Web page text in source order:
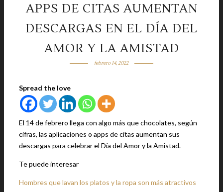
APPS DE CITAS AUMENTAN
DESCARGAS EN EL DÍA DEL
AMOR Y LA AMISTAD
febrero 14, 2022
Spread the love
El 14 de febrero llega con algo más que chocolates, según
cifras, las aplicaciones o apps de citas aumentan sus
descargas para celebrar el Día del Amor y la Amistad.
Te puede interesar
Hombres que lavan los platos y la ropa son más atractivos